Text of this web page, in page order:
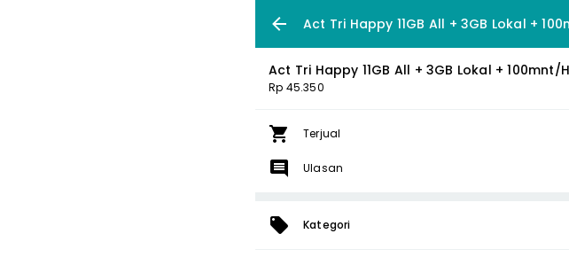
Act Tri Happy 11GB All + 3GB Lokal +
Act Tri Happy 11GB All + 3GB Lokal + 100mnt/
Rp 45.350
Terjual
Ulasan
Kategori